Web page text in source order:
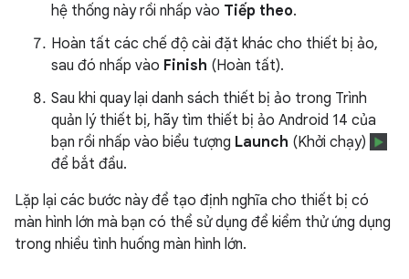
hệ thống này rồi nhấp vào Tiếp theo.
Hoàn tất các chế độ cài đặt khác cho thiết bị ảo,
sau đó nhấp vào Finish (Hoàn tất).
Sau khi quay lại danh sách thiết bị ảo trong Trình
quản lý thiết bị, hãy tìm thiết bị ảo Android 14 của
bạn rồi nhấp vào biểu tượng Launch (Khởi chạy)
để bắt đầu.
Lặp lại các bước này để tạo định nghĩa cho thiết bị có
màn hình lớn mà bạn có thể sử dụng để kiểm thử ứng dụng
trong nhiều tình huống màn hình lớn.